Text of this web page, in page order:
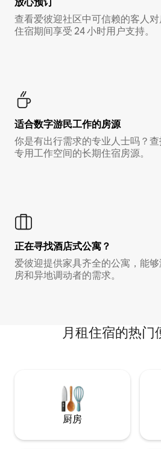
查看爱彼迎社区中可信赖的客人
住宿期间享受 24 小时用户支持。
适合数字游民工作的房源
你是有出行需求的专业人士吗？
专用工作空间的长期住宿房源。
正在寻找酒店式公寓？
爱彼迎提供家具齐全的公寓，能
房和异地调动者的需求。
月租住宿的热门
厨房